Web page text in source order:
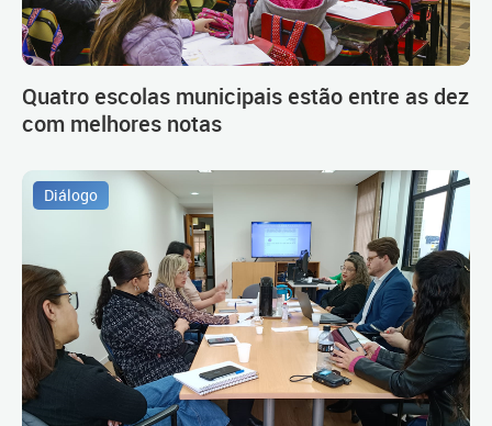
Quatro escolas municipais estão entre as dez
com melhores notas
Diálogo